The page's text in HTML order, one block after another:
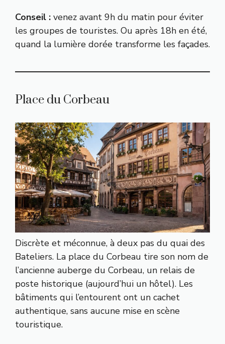
Conseil : venez avant 9h du matin pour éviter
les groupes de touristes. Ou après 18h en été,
quand la lumière dorée transforme les façades.
Place du Corbeau
Discrète et méconnue, à deux pas du quai des
Bateliers. La place du Corbeau tire son nom de
l’ancienne auberge du Corbeau, un relais de
poste historique (aujourd’hui un hôtel). Les
bâtiments qui l’entourent ont un cachet
authentique, sans aucune mise en scène
touristique.